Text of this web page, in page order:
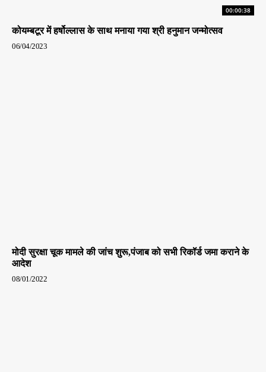
00:00:38
कोयम्बटूर में हर्षोल्लास के साथ मनाया गया श्री हनुमान जन्मोत्सव
06/04/2023
मोदी सुरक्षा चूक मामले की जांच शुरू,पंजाब को सभी रिकॉर्ड जमा कराने के
आदेश
08/01/2022